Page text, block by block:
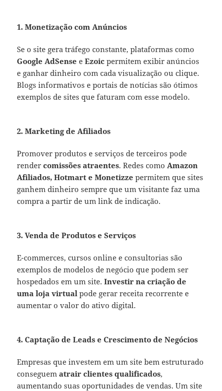
1. Monetização com Anúncios
Se o site gera tráfego constante, plataformas como
Google AdSense eEzoic permitem exibir anúncios
e ganhar dinheiro com cada visualização ou clique.
Blogs informativos e portais de notícias são ótimos
exemplos de sites que faturam com esse modelo.
2. Marketing de Afiliados
Promover produtos e serviços de terceiros pode
rendercomissões atraentes. Redes como Amazon
Afiliados, Hotmart e Monetizze permitem que sites
ganhem dinheiro sempre que um visitante faz uma
compra a partir de um link de indicação.
3. Venda de Produtos e Serviços
E-commerces, cursos online e consultorias são
exemplos de modelos de negócio que podem ser
hospedados em um site.Investir na criação de
uma loja virtual pode gerar receita recorrente e
aumentar o valor do ativo digital.
4. Captação de Leads e Crescimento de Negócios
Empresas que investem em um site bem estruturado
conseguematrair clientes qualificados,
aumentando suas oportunidades de vendas. Um site